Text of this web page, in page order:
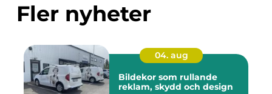
Fler nyheter
04. aug
Bildekor som rullande
reklam, skydd och design